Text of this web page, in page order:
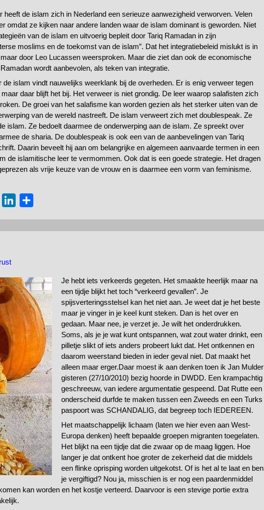
k
I
n
heeft de islam zich in Nederland een serieuze aanwezigheid verworven. Velen
omdat ze kijken naar andere landen waar de islam dominant is geworden. Niet
van de islam en uitvoerig bepleit door Tariq Ramadan in zijn
moslims en de toekomst van de islam”. Dat het integratiebeleid mislukt is in
door Leo Lucassen weersproken. Maar die ziet dan ook de economische
wordt aanbevolen, als teken van integratie.
de islam vindt nauwelijks weerklank bij de overheden. Er is enig verweer tegen
daar blijft het bij. Het verweer is niet grondig. De leer waarop salafisten zich
De groei van het salafisme kan worden gezien als het sterker uiten van de
van de wereld nastreeft. De islam verweert zich met doublespeak. Ze
islam. Ze bedoelt daarmee de onderwerping aan de islam. Ze spreekt over
de sharia. De doublespeak is ook een van de aanbevelingen van Tariq
Daarin beveelt hij aan om belangrijke en algemeen aanvaarde termen in een
de islamitische leer te vermommen. Ook dat is een goede strategie. Het dragen
als vrije keuze van de vrouw en is daarmee een vorm van feminisme.
I
n
Je hebt iets verkeerds gegeten. Het smaakte heerlijk maar na
een tijdje blijkt het toch “verkeerd gevallen”. Je
spijsverteringsstelsel kan het niet aan. Je weet dat je het beste
maar je vinger in je keel kunt steken. Dan is het over en
gedaan. Maar nee, je verzet je. Je wilt het onderdrukken.
Soms, als je je wat kunt ontspannen, wat zout water drinkt, een
pilletje slikt of iets anders probeert lukt dat. Het ontkennen en
daarom weerstand bieden in ieder geval niet. Dat maakt het
alleen maar erger.Daar moest ik aan denken toen ik Jan Mulder
gisteren (27/10/2010) bezig hoorde in DWDD. Een krampachtig
geschreeuw, van iedere argumentatie gespeend. Dat Rutte een
onderscheid durfde te maken tussen een Zweeds en een Turks
paspoort was SCHANDALIG, dat begreep toch IEDEREEN.
Het maatschappelijk lichaam (laten we hier even aan West-
Europa denken) heeft bepaalde groepen migranten toegelaten.
Het blijkt na een tijdje dat die zwaar op de maag liggen. Hoe
langer je dat ontkent hoe groter de zekerheid dat die middels
een flinke oprisping worden uitgekotst. Of is het al te laat en ben
je vergiftigd? Nou ja, misschien is er nog een paardenmiddel
kan worden en het kostje verteerd. Daarvoor is een stevige portie extra